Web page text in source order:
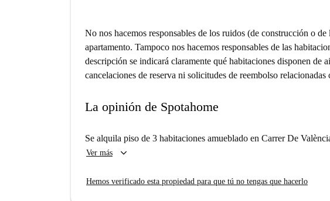
No nos hacemos responsables de los ruidos (de construcción o
apartamento. Tampoco nos hacemos responsables de las
descripción se indicará claramente qué habitaciones disponen de
cancelaciones de reserva ni solicitudes de reembolso relacionadas
La opinión de Spotahome
Se alquila piso de 3 habitaciones amueblado en Carrer De
Ver más keyboard_arrow_down
Hemos verificado esta propiedad para que tú no tengas que hacerlo